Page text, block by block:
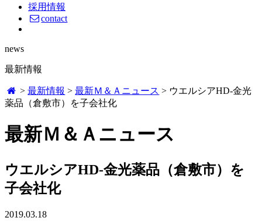
採用情報
contact
news
最新情報
>最新情報 >最新Ｍ＆Ａニュース > ウエルシアHD-金光
薬品（倉敷市）を子会社化
最新Ｍ＆Ａニュース
ウエルシアHD-金光薬品（倉敷市）を
子会社化
2019.03.18